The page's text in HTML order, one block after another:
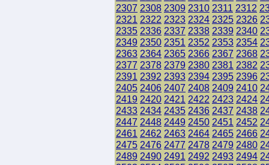
2307 2308 2309 2310 2311 2312
2321 2322 2323 2324 2325 2326
2335 2336 2337 2338 2339 2340
2349 2350 2351 2352 2353 2354
2363 2364 2365 2366 2367 2368
2377 2378 2379 2380 2381 2382
2391 2392 2393 2394 2395 2396
2405 2406 2407 2408 2409 2410
2419 2420 2421 2422 2423 2424
2433 2434 2435 2436 2437 2438
2447 2448 2449 2450 2451 2452
2461 2462 2463 2464 2465 2466
2475 2476 2477 2478 2479 2480
2489 2490 2491 2492 2493 2494